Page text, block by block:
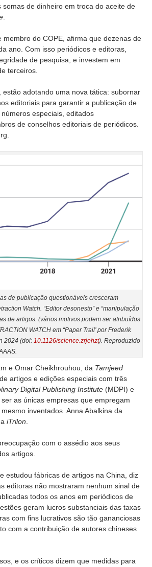
de dinheiro em troca do aceite de
membro do COPE, afirma que dezenas de
ano. Com isso periódicos e editoras,
de pesquisa, e investem em
terceiros.
adotando uma nova tática: subornar
editoriais para garantir a publicação de
especiais, editados
de conselhos editoriais de periódicos.
de publicação questionáveis cresceram
Watch. “Editor desonesto” e “manipulação
de artigos. (vários motivos podem ser atribuídos
WATCH em “Paper Trail’ por Frederik
2024 (doi: 10.1126/science.zrjehzt). Reproduzido
e Omar Cheikhrouhou, da Tamjeed
artigos e edições especiais com três
Digital Publishing Institute (MDPI) e
as únicas empresas que empregam
inventados. Anna Abalkina da
iTrilon.
com o assédio aos seus
artigos.
estudou fábricas de artigos na China, diz
editoras não mostraram nenhum sinal de
todos os anos em periódicos de
geram lucros substanciais das taxas
com fins lucrativos são tão gananciosas
com a contribuição de autores chineses
e os críticos dizem que medidas para